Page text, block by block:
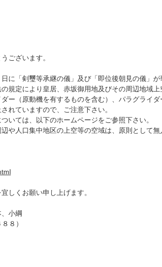
ございます。
に「剣璽等承継の儀」及び「即位後朝見の儀」が
規定により皇居、赤坂御用地及びその周辺地域上
ー（原動機を有するものを含む）、パラグライダ
れていますので、ご注意下さい。
いては、以下のホームページをご参照下さい。
や人口集中地区の上空等の空域は、原則として無
しくお願い申し上げます。
小綱
８）